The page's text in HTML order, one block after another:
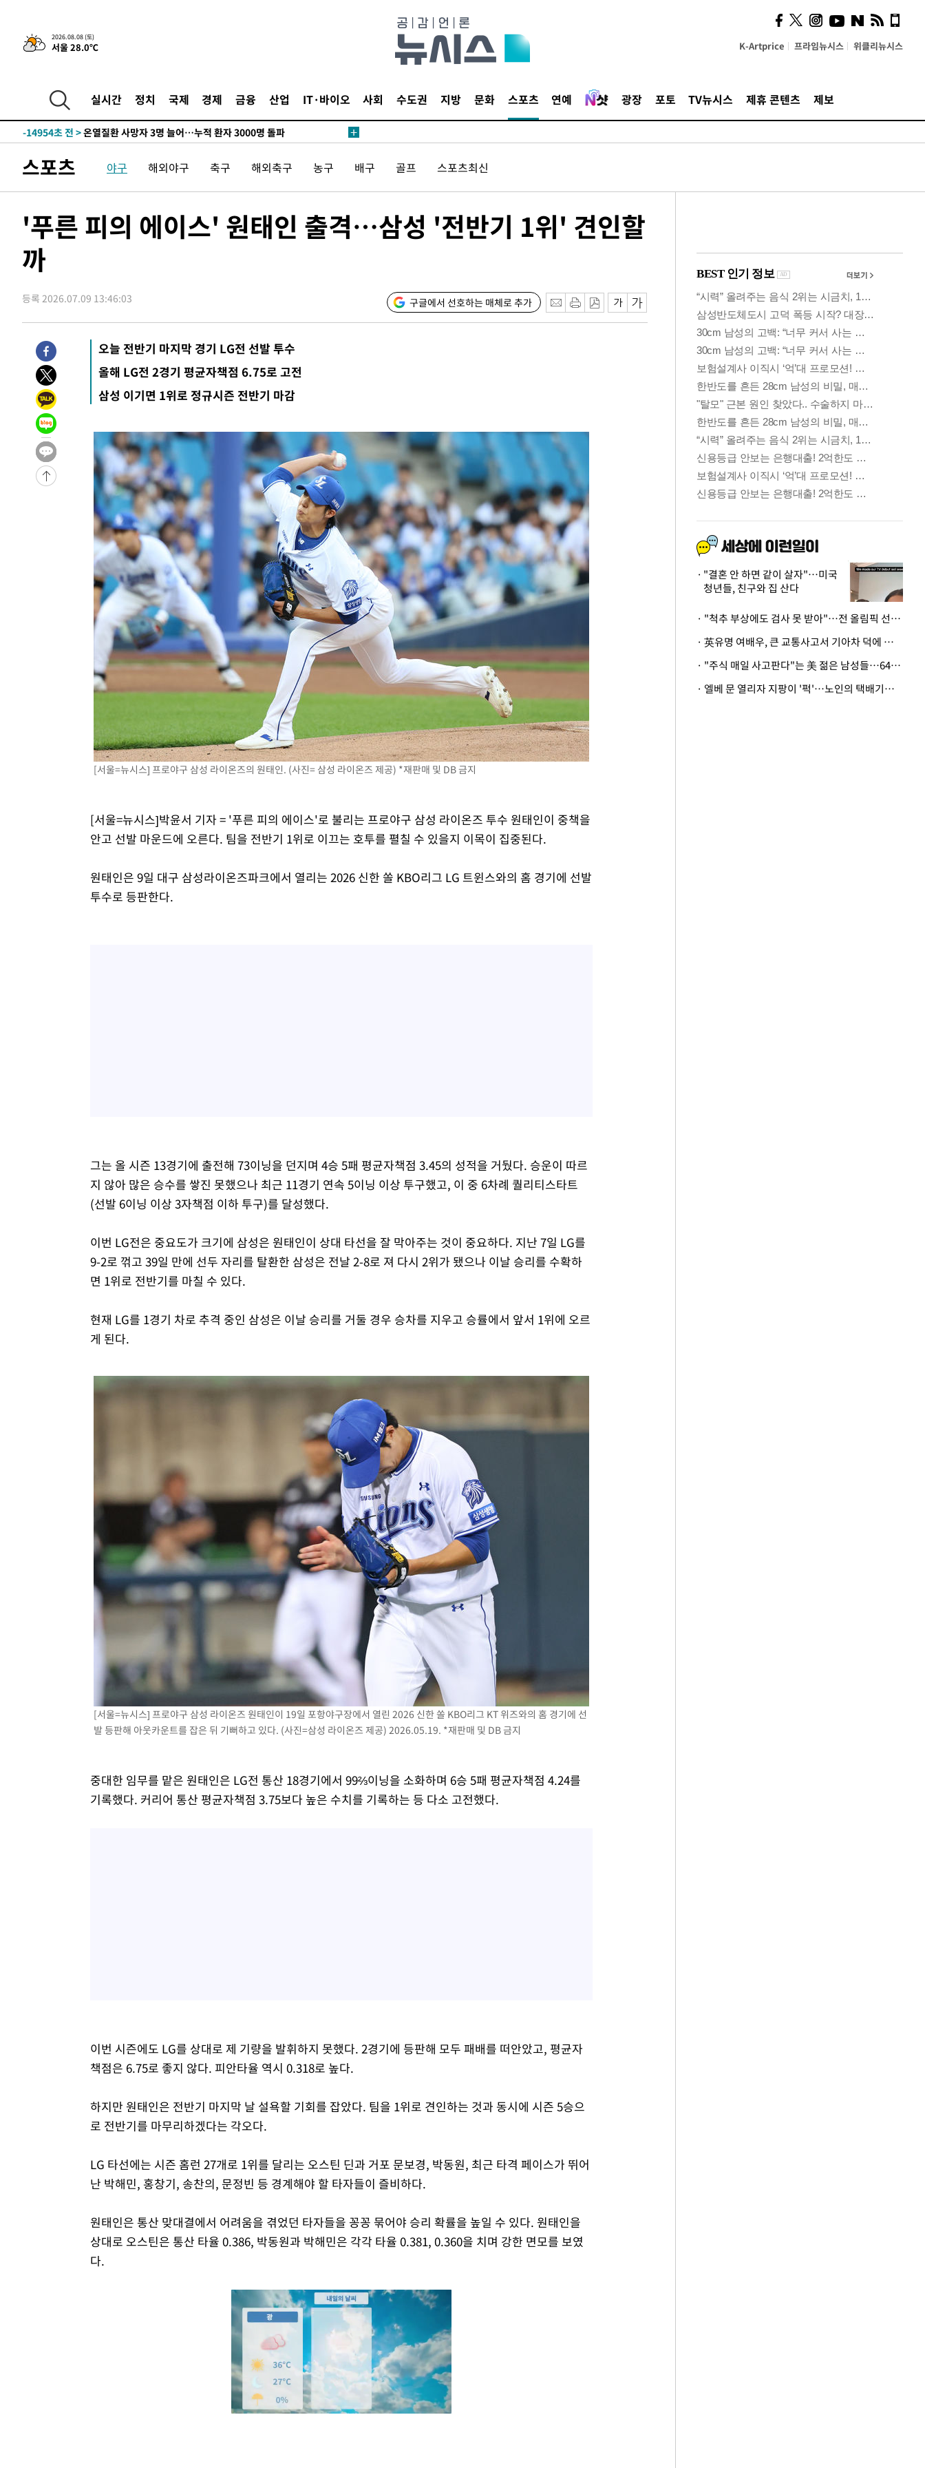
2026.08.08 (토)
서울 28.0℃ K-Artprice 프라임뉴시스 위클리뉴시스
실시간 정치 국제 경제 금융 산업 IT·바이오 사회 수도권 지방 문화 스포츠 연예 광장 포토 TV뉴시스 제휴 콘텐츠 제보
42.08%·宋 10.17%
-23224초 전 >이강인 "아틀레티코 이적 기뻐…등번호 7번 의미보단 팀 위해 뛸
것"
-23159초 전 >[속보]與 당대표 경선, 제주·인천 권리당원 투표 김민석 승리
-16203초 전 >
[속보]이강인 "감독님이 원하는 마음 느꼈고, 많은 트로피 원해 아
틀레티코 이적"
-15985초 전 >
-14954초 전 >온열질환 사망자 3명 늘어…누적 환자 3000명 돌파
-5006초 전 > 백운산서 80년근 천종산삼 9뿌리 발견…감정가 1.3억원
-2716초 전 >선재도서 해루질 나섰다 실종 60대, 닷새 만에 숨진 채 발견
6분 전 >여수 오동도 해상서 모터보트 전복…1명 사망·1명 실종
1시간 전 >
날씨]
1시간 전 >
5시간 전 >'최고 37도' 폭염 지속…강원동해안 최대 150㎜ 비
7시간 전 >[속보]뉴욕증시 상승 마감…S&P 0.6% 나스닥 1.3%↑
-24475초 전 >
[속보]與최고위원 제주·인천 순회경선…박선원·최민희·서미화·
한민수·김용 순
-24428초 전 >
[속보]김민석, 與 전대 당원투표 누적 득표율 45.42%로 1위… 정
청래 44.56%
-23710초 전 >
42.08%·宋 10.17%
-23244초 전 >
이강인 "아틀레티코 이적 기뻐…등번호 7번 의미보단 팀 위해 뛸
것"
-23179초 전 >
-16953초 전 >
낮 최고 35도 '무더위'…동해안 시간당 30㎜ '강한 비'[내일날씨]
-16223초 전 >
[속보]이강인 "감독님이 원하는 마음 느꼈고, 많은 트로피 원해 아
틀레티코 이적"
-16005초 전 >
수도권 40도 육박 '펄펄'…동해안 일부 지역엔 호의주의보
온열질환 사망자 3명 늘어…누적 환자 3000명 돌파
강릉에 시간당 81.4㎜ 물폭탄…도로 잠기고 담벼락 붕괴
백운산서 80년근 천종산삼 9뿌리 발견…감정가 1.3억원
선재도서 해루질 나섰다 실종 60대, 닷새 만에 숨진 채 발견
남자 농구, 나고야 아시안게임서 '홈팀' 일본과 한일전
여수 오동도 해상서 모터보트 전복…1명 사망·1명 실종
극한폭염 한풀 꺾이지만…'낮 최고 35도' 무더위, 열대야 계속[다음주
축구협회 "압수수색·성접대 논란 사과…쇄신의 기회로 삼겠다"
[속보]'압수수색·성접대 논란' 축구협회 "실망과 걱정 안겨드려 죄송"
'최고 37도' 폭염 지속…강원동해안 최대 150㎜ 비
[속보]뉴욕증시 상승 마감…S&P 0.6% 나스닥 1.3%↑
스포츠 야구 해외야구 축구 해외축구 농구 배구 골프 스포츠최신
'푸른 피의 에이스' 원태인 출격…삼성 '전반기 1위' 견인할
까
등록 2026.07.09 13:46:03 구글에서 선호하는 매체로 추가
오늘 전반기 마지막 경기 LG전 선발 투수
올해 LG전 2경기 평균자책점 6.75로 고전
삼성 이기면 1위로 정규시즌 전반기 마감
[서울=뉴시스] 프로야구 삼성 라이온즈의 원태인. (사진= 삼성 라이온즈 제공) *재판매 및 DB 금지
[서울=뉴시스]박윤서 기자 = '푸른 피의 에이스'로 불리는 프로야구 삼성 라이온즈 투수 원태인이 중책을
안고 선발 마운드에 오른다. 팀을 전반기 1위로 이끄는 호투를 펼칠 수 있을지 이목이 집중된다.
원태인은 9일 대구 삼성라이온즈파크에서 열리는 2026 신한 쏠 KBO리그 LG 트윈스와의 홈 경기에 선발
투수로 등판한다.
그는 올 시즌 13경기에 출전해 73이닝을 던지며 4승 5패 평균자책점 3.45의 성적을 거뒀다. 승운이 따르
지 않아 많은 승수를 쌓진 못했으나 최근 11경기 연속 5이닝 이상 투구했고, 이 중 6차례 퀄리티스타트
(선발 6이닝 이상 3자책점 이하 투구)를 달성했다.
이번 LG전은 중요도가 크기에 삼성은 원태인이 상대 타선을 잘 막아주는 것이 중요하다. 지난 7일 LG를
9-2로 꺾고 39일 만에 선두 자리를 탈환한 삼성은 전날 2-8로 져 다시 2위가 됐으나 이날 승리를 수확하
면 1위로 전반기를 마칠 수 있다.
현재 LG를 1경기 차로 추격 중인 삼성은 이날 승리를 거둘 경우 승차를 지우고 승률에서 앞서 1위에 오르
게 된다.
[서울=뉴시스] 프로야구 삼성 라이온즈 원태인이 19일 포항야구장에서 열린 2026 신한 쏠 KBO리그 KT 위즈와의 홈 경기에 선
발 등판해 아웃카운트를 잡은 뒤 기뻐하고 있다. (사진=삼성 라이온즈 제공) 2026.05.19. *재판매 및 DB 금지
중대한 임무를 맡은 원태인은 LG전 통산 18경기에서 99⅔이닝을 소화하며 6승 5패 평균자책점 4.24를
기록했다. 커리어 통산 평균자책점 3.75보다 높은 수치를 기록하는 등 다소 고전했다.
이번 시즌에도 LG를 상대로 제 기량을 발휘하지 못했다. 2경기에 등판해 모두 패배를 떠안았고, 평균자
책점은 6.75로 좋지 않다. 피안타율 역시 0.318로 높다.
하지만 원태인은 전반기 마지막 날 설욕할 기회를 잡았다. 팀을 1위로 견인하는 것과 동시에 시즌 5승으
로 전반기를 마무리하겠다는 각오다.
LG 타선에는 시즌 홈런 27개로 1위를 달리는 오스틴 딘과 거포 문보경, 박동원, 최근 타격 페이스가 뛰어
난 박해민, 홍창기, 송찬의, 문정빈 등 경계해야 할 타자들이 즐비하다.
원태인은 통산 맞대결에서 어려움을 겪었던 타자들을 꽁꽁 묶어야 승리 확률을 높일 수 있다. 원태인을
상대로 오스틴은 통산 타율 0.386, 박동원과 박해민은 각각 타율 0.381, 0.360을 치며 강한 면모를 보였
다.
사이 해답 찾았죠"…알을
깨고 나온 '초자아'
"결혼 안 하면 같이 살자"…미국
청년들, 친구와 집 산다
· "척추 부상에도 검사 못 받아"…전 올림픽 선수, 美봅슬레이협회 상대 소송
· 英유명 여배우, 큰 교통사고서 기아차 덕에 살았다
· "주식 매일 사고판다"는 美 젊은 남성들…64%가 "나는 인생의 패배자“
· 엘베 문 열리자 지팡이 '퍽'…노인의 택배기사 폭행 이유